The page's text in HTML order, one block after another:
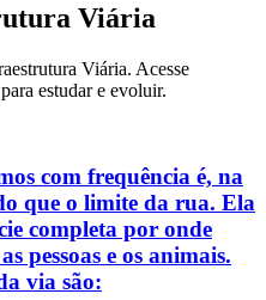
Viária
Viária. Acesse
estudar e evoluir.
com frequência é, na
que o limite da rua. Ela
completa por onde
pessoas e os animais.
via são: